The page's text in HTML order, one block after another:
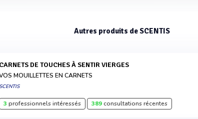
Autres produits de SCENTIS
CARNETS DE TOUCHES À SENTIR VIERGES
MOUILLETTES EN CARNETS
SCENTIS
3 professionnels intéressés 389consultations récentes